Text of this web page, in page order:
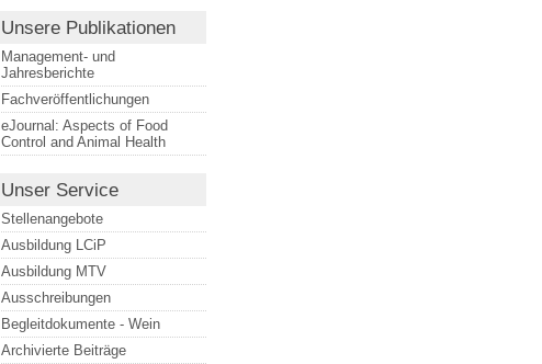
Unsere Publikationen
Management- und
Jahresberichte
Fachveröffentlichungen
eJournal: Aspects of Food
Control and Animal Health
Unser Service
Stellenangebote
Ausbildung LCiP
Ausbildung MTV
Ausschreibungen
Begleitdokumente - Wein
Archivierte Beiträge